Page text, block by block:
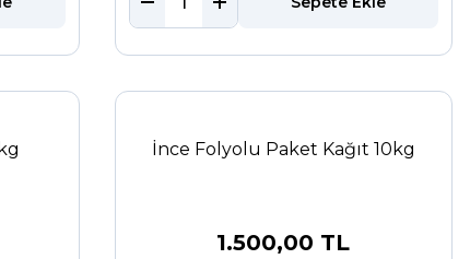
İnce Folyolu Paket Kağıt 10kg
1.500,00 TL